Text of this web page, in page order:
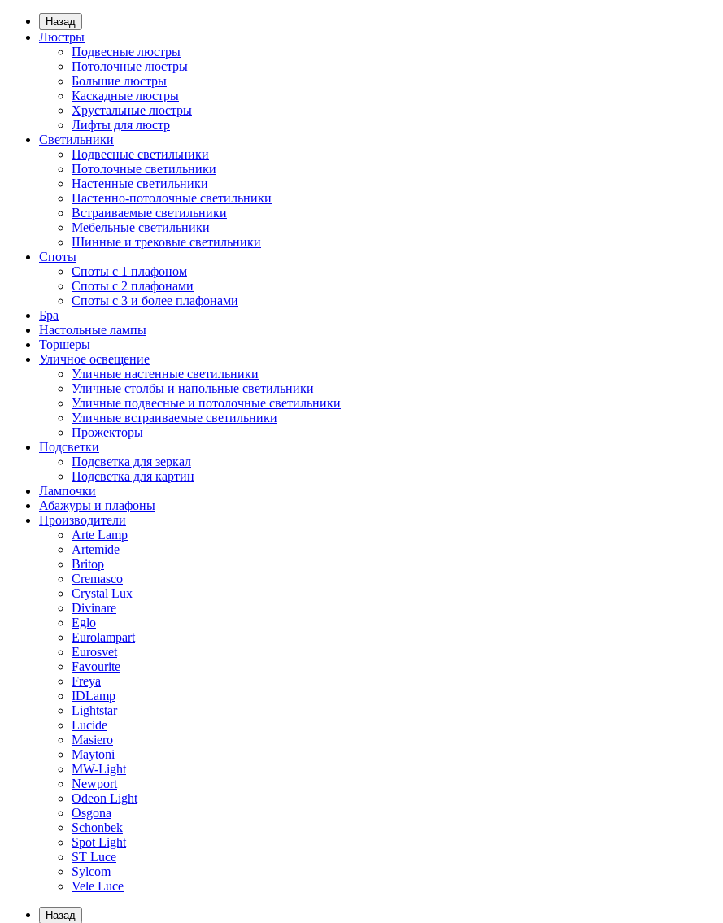
Назад
Люстры
Подвесные люстры
Потолочные люстры
Большие люстры
Каскадные люстры
Хрустальные люстры
Лифты для люстр
Светильники
Подвесные светильники
Потолочные светильники
Настенные светильники
Настенно-потолочные светильники
Встраиваемые светильники
Мебельные светильники
Шинные и трековые светильники
Споты
Споты с 1 плафоном
Споты с 2 плафонами
Споты с 3 и более плафонами
Бра
Настольные лампы
Торшеры
Уличное освещение
Уличные настенные светильники
Уличные столбы и напольные светильники
Уличные подвесные и потолочные светильники
Уличные встраиваемые светильники
Прожекторы
Подсветки
Подсветка для зеркал
Подсветка для картин
Лампочки
Абажуры и плафоны
Производители
Arte Lamp
Artemide
Britop
Cremasco
Crystal Lux
Divinare
Eglo
Eurolampart
Eurosvet
Favourite
Freya
IDLamp
Lightstar
Lucide
Masiero
Maytoni
MW-Light
Newport
Odeon Light
Osgona
Schonbek
Spot Light
ST Luce
Sylcom
Vele Luce
Назад